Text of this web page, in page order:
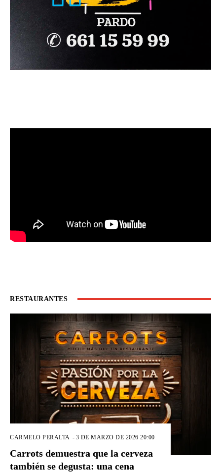
RESTAURANTES
CARMELO PERALTA - 3 DE MARZO DE 2026 20:00
Carrots demuestra que la cerveza
también se degusta: una cena